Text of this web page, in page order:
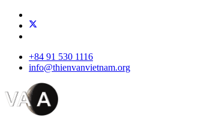
+84 91 530 1116
info@thienvanvietnam.org